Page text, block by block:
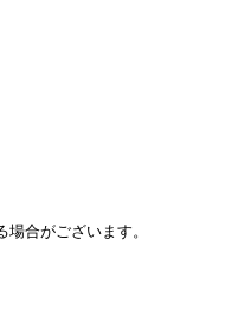
合がございます。